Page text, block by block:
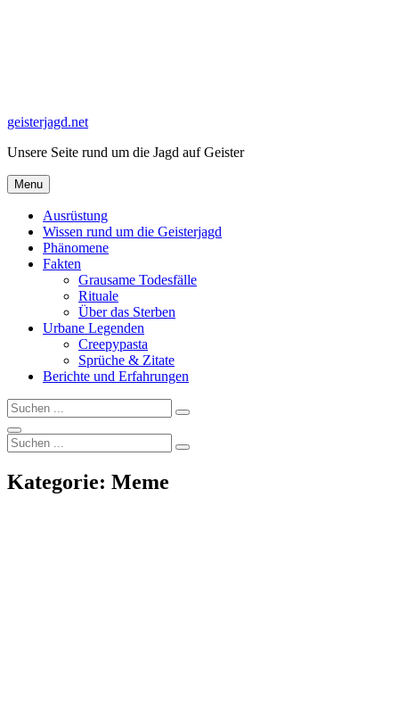
geisterjagd.net
Unsere Seite rund um die Jagd auf Geister
Menu
Ausrüstung
Wissen rund um die Geisterjagd
Phänomene
Fakten
Grausame Todesfälle
Rituale
Über das Sterben
Urbane Legenden
Creepypasta
Sprüche & Zitate
Berichte und Erfahrungen
Search
for:
Search
Search
Search
for:
Search
Kategorie: Meme